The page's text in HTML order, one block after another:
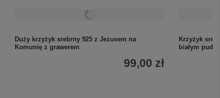
Duży krzyżyk srebrny 925 z Jezusem na
Komunię z grawerem
99,00 zł
Krzyżyk
białym